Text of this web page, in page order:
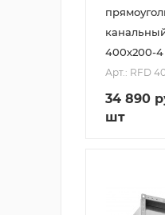
400х200-4
Арт.: RFD
34 890
шт